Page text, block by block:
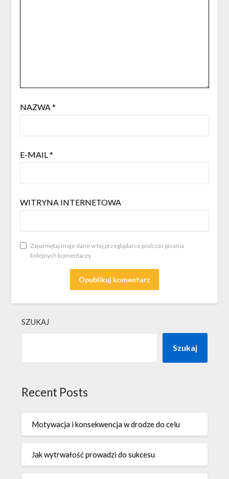
NAZWA *
E-MAIL *
WITRYNA INTERNETOWA
Zapamiętaj moje dane w tej przeglądarce podczas pisania
kolejnych komentarzy.
SZUKAJ
Szukaj
Recent Posts
Motywacja i konsekwencja w drodze do celu
Jak wytrwałość prowadzi do sukcesu